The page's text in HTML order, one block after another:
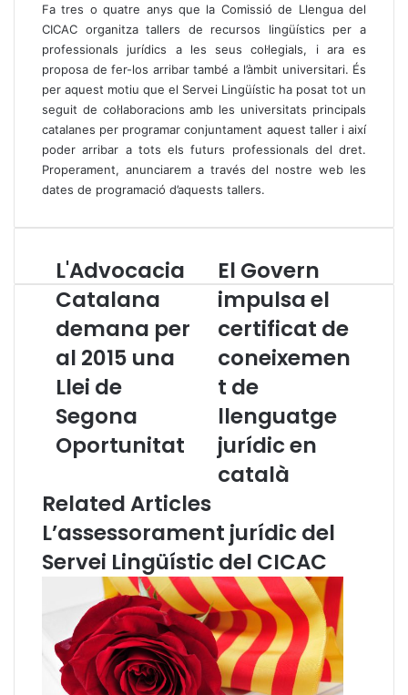
Fa tres o quatre anys que la Comissió de Llengua del
CICAC organitza tallers de recursos lingüístics per a
professionals jurídics a les seus col·legials, i ara es
proposa de fer-los arribar també a l’àmbit universitari. És
per aquest motiu que el Servei Lingüístic ha posat tot un
seguit de col·laboracions amb les universitats principals
catalanes per programar conjuntament aquest taller i així
poder arribar a tots els futurs professionals del dret.
Properament, anunciarem a través del nostre web les
dates de programació d’aquests tallers.
L
'
A
d
o
c
a
c
a
t
a
a
e
m
a
L'Advocacia
Catalana
demana per
al 2015 una
Llei de
Segona
Oportunitat
E
l
o
e
r
n
m
p
u
a
l
c
e
r
t
i
f
El Govern
impulsa el
certificat de
coneixemen
t de
llenguatge
jurídic en
català
Related Articles
L’assessorament jurídic del
Servei Lingüístic del CICAC